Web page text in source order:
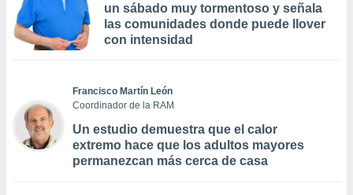
un sábado muy tormentoso y señala
las comunidades donde puede llover
con intensidad
Francisco Martín León
Coordinador de la RAM
Un estudio demuestra que el calor
extremo hace que los adultos mayores
permanezcan más cerca de casa